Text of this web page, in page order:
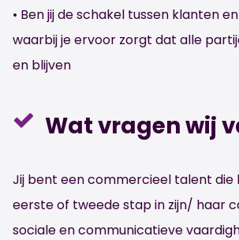
• Ben jij de schakel tussen klanten
waarbij je ervoor zorgt dat alle
en blijven
Wat vragen wij
Jij bent een commercieel talent die
eerste of tweede stap in zijn/ haar
sociale en communicatieve